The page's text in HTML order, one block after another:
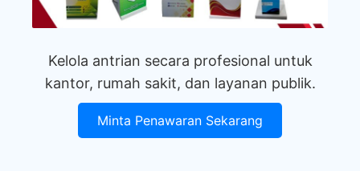
Kelola antrian secara profesional untuk
kantor, rumah sakit, dan layanan publik.
Minta Penawaran Sekarang